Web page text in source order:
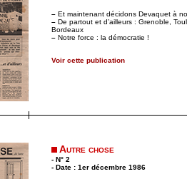
– Et maintenant décidons Devaquet à
– De partout et d’ailleurs : Grenoble,
Bordeaux
– Notre force : la démocratie !
Voir cette publication
Autre chose
- N° 2
- Date : 1er décembre 1986